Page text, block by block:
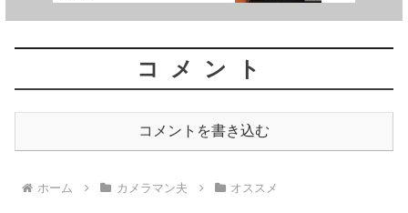
コメント
コメントを書き込む
ホーム カメラマン夫 オススメ